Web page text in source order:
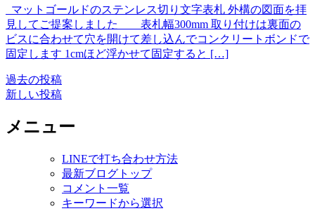
マットゴールドのステンレス切り文字表札 外構の図面を拝
見してご提案しました 表札幅300mm 取り付けは裏面の
ビスに合わせて穴を開けて差し込んでコンクリートボンドで
固定します 1cmほど浮かせて固定すると […]
投
稿
ナ
過去の投稿
新しい投稿
メニュー
LINEで打ち合わせ方法
最新ブログトップ
コメント一覧
キーワードから選択